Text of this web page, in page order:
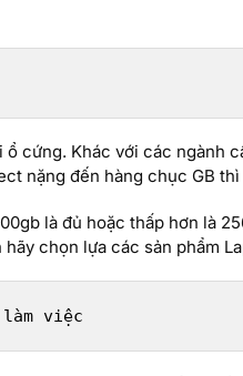
cứng. Khác với các ngành
nặng đến hàng chục GB
là đủ hoặc thấp hơn là
chọn lựa các sản phẩm
làm việc